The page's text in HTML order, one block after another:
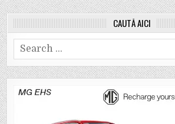
CAUTĂ AICI
Search
for: